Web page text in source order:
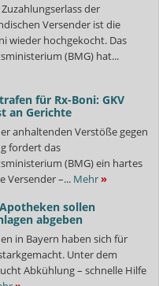
der
Versender ist die
wieder hochgekocht. Das
(BMG) hat...
für Rx-Boni: GKV
an Gerichte
anhaltenden Verstöße gegen
fordert das
(BMG) ein hartes
Versender –... Mehr»
sollen
abgeben
in Bayern haben sich für
Unter dem
Abkühlung – schnelle Hilfe